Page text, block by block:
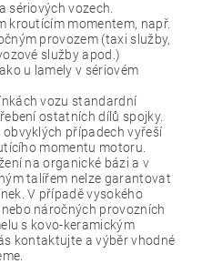
sériových vozech.
kroutícím momentem, např.
provozem (taxi služby,
služby apod.)
u lamely v sériovém
vozu standardní
ostatních dílů spojky.
případech vyřeší
momentu motoru.
na organické bázi a v
talířem nelze garantovat
V případě vysokého
náročných provozních
s kovo-keramickým
kontaktujte a výběr vhodné